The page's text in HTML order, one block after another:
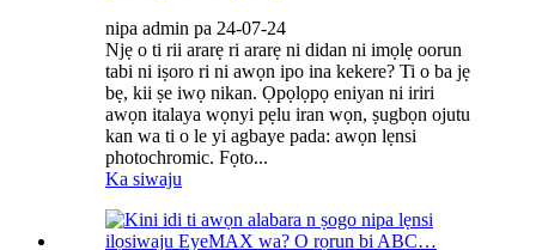
nipa admin pa 24-07-24
Njẹ o ti rii ararẹ ri ararẹ ni didan ni imọlẹ oorun
tabi ni iṣoro ri ni awọn ipo ina kekere? Ti o ba jẹ
bẹ, kii ṣe iwọ nikan. Ọpọlọpọ eniyan ni iriri
awọn italaya wọnyi pẹlu iran wọn, ṣugbọn ojutu
kan wa ti o le yi agbaye pada: awọn lẹnsi
photochromic. Fọto...
Ka siwaju